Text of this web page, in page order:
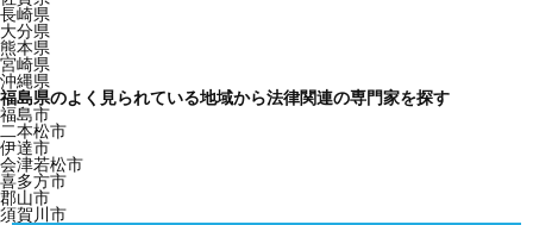
長崎県
大分県
熊本県
宮崎県
沖縄県
福島県のよく見られている地域から法律関連の専門家を探す
福島市
二本松市
伊達市
会津若松市
喜多方市
郡山市
須賀川市